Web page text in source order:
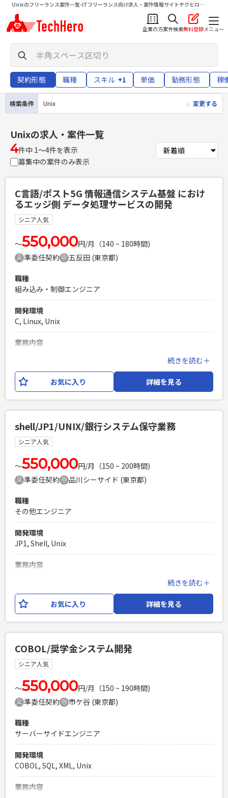
Unixのフリーランス案件一覧-ITフリーランス向け求人・案件情報サイトテクヒロ
（TechHero）
企業の方案件検索無料登録メニュー
契約形態 職種 スキル +1 単価 勤務形態 稼
検索条件 Unix 変更する
Unixの求人・案件一覧
4件中 1〜4件を表示
募集中の案件のみ表示
C言語/ポスト5G 情報通信システム基盤 におけ
るエッジ側 データ処理サービスの開発
シニア人気
〜550,000円/月（140 ~ 180時間)
準委任契約
五反田 (東京都)
職種
組み込み・制御エンジニア
開発環境
C, Linux, Unix
業務内容
5年以上想定ロングランとなります。 工程は一連かつスパイラ
ルです。
PHPを用いたWebサービスの開発経験4年以上
Laravelを用いた開発経験1年以上
エンジニア複数人のチームでの開発経験
続きを読む＋
お気に入り 詳細を見る
shell/JP1/UNIX/銀行システム保守業務
シニア人気
〜550,000円/月（150 ~ 200時間)
準委任契約
品川シーサイド (東京都)
職種
その他エンジニア
開発環境
JP1, Shell, Unix
業務内容
いたします。 【作業環境】UNIX、Linux、Shell、JP1、他
必須スキル
PHPを用いたWebサービスの開発経験4年以上
Laravelを用いた開発経験1年以上
エンジニア複数人のチームでの開発経験
続きを読む＋
お気に入り 詳細を見る
COBOL/奨学金システム開発
シニア人気
〜550,000円/月（150 ~ 190時間)
準委任契約
市ケ谷 (東京都)
職種
サーバーサイドエンジニア
開発環境
COBOL, SQL, XML, Unix
業務内容